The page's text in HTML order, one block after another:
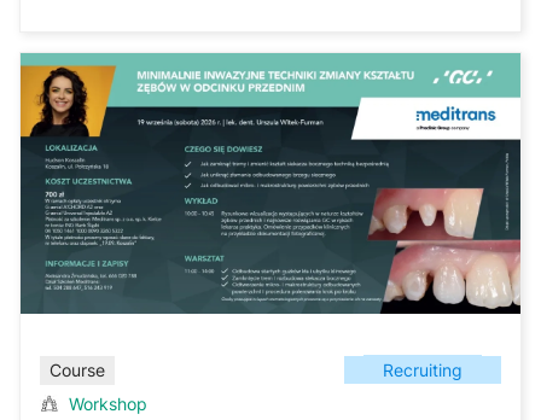
Course
Recruiting
Workshop